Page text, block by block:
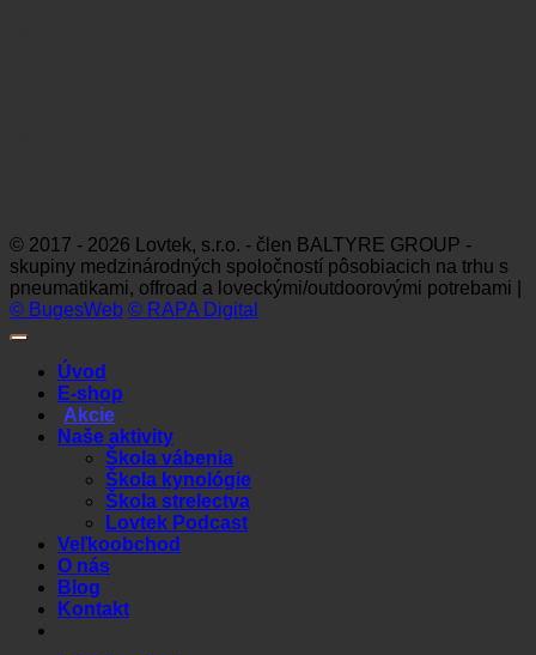
© 2017 - 2026 Lovtek, s.r.o. - člen BALTYRE GROUP -
skupiny medzinárodných spoločností pôsobiacich na trhu s
pneumatikami, offroad a loveckými/outdoorovými potrebami |
© BugesWeb © RAPA Digital
Úvod
E-shop
Akcie
Naše aktivity
Škola vábenia
Škola kynológie
Škola strelectva
Lovtek Podcast
Veľkoobchod
O nás
Blog
Kontakt